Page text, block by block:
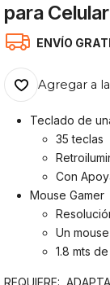
para
ENVÍO
Agregar a
Teclado de
35 teclas
Con
Mouse Gamer
Un
1.8 mts